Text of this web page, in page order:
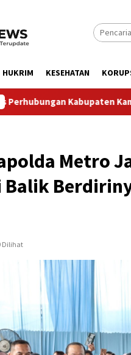
HUKRIM KESEHATAN
Laksanakan
Metro
Dilihat